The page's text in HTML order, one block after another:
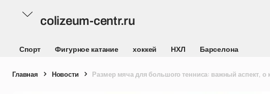
colizeum-centr.ru
Спорт Фигурное катание хоккей НХЛ Барселона
Главная Новости Размер мяча для большого тенниса: важный аспект, о